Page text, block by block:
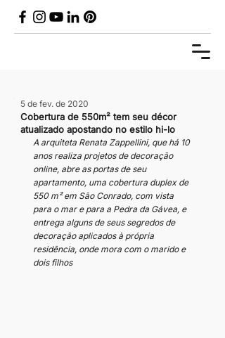
Cobertura de 550m² tem seu décor
atualizado apostando no estilo hi-lo
5 de fev. de 2020
A arquiteta Renata Zappellini, que há 10
anos realiza projetos de decoração
online, abre as portas de seu
apartamento, uma cobertura duplex de
550 m² em São Conrado, com vista
para o mar e para a Pedra da Gávea, e
entrega alguns de seus segredos de
decoração aplicados à própria
residência, onde mora com o marido e
dois filhos